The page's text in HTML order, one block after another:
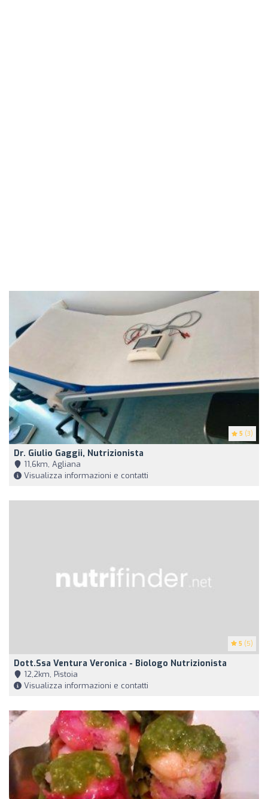
5 (3)
Dr. Giulio Gaggii, Nutrizionista
11,6km, Agliana
Visualizza informazioni e contatti
5 (5)
Dott.ssa Ventura Veronica - Biologo Nutrizionista
12,2km, Pistoia
Visualizza informazioni e contatti